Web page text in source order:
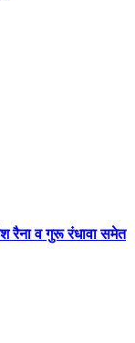
रैना व गुरू रंधावा समेत